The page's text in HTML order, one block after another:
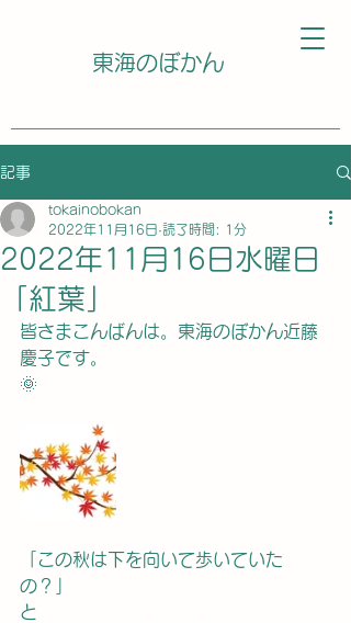
東海のぼかん
記事
2022年11月16日水曜日
「紅葉」
tokainobokan
2022年11月16日 読了時間: 1分
皆さまこんばんは。東海のぼかん近藤
慶子です。
🌞
「この秋は下を向いて歩いていた
の？」
と